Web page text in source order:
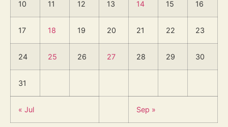
10 11 12 13 14 15 16
17 18 19 20 21 22 23
24 25 26 27 28 29 30
31
« Jul Sep »